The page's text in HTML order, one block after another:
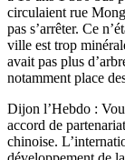
circulaient rue
pas s’arrêter. Ce
ville est trop
avait pas plus
notamment place
Dijon l’Hebdo :
accord de
chinoise.